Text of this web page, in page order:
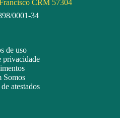
CRM 57304
0001-34
de uso
privacidade
Somos
atestados